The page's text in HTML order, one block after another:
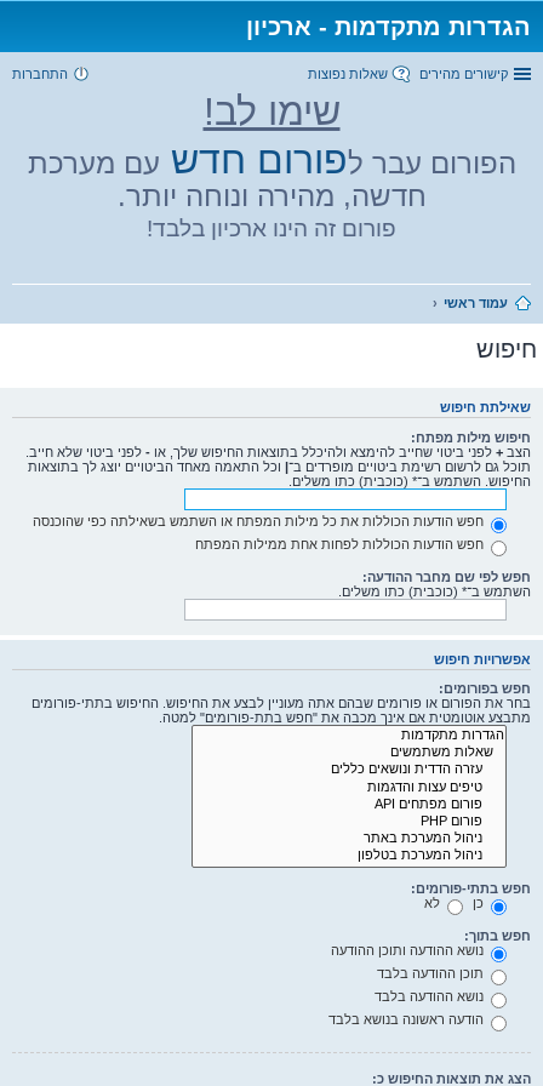
הגדרות מתקדמות - ארכיון
קישורים מהירים שאלות נפוצות התחברות
שימו לב!
הפורום עבר לפורום חדש עם מערכת
חדשה, מהירה ונוחה יותר.
פורום זה הינו ארכיון בלבד!
עמוד ראשי
חיפוש
שאילתת חיפוש
חיפוש מילות מפתח:
הצב + לפני ביטוי שחייב להימצא ולהיכלל בתוצאות החיפוש שלך, או - לפני ביטוי שלא חייב.
תוכל גם לרשום רשימת ביטויים מופרדים ב־| וכל התאמה מאחד הביטויים יוצג לך בתוצאות
החיפוש. השתמש ב־* (כוכבית) כתו משלים.
חפש הודעות הכוללות את כל מילות המפתח או השתמש בשאילתה כפי שהוכנסה
חפש הודעות הכוללות לפחות אחת ממילות המפתח
חפש לפי שם מחבר ההודעה:
השתמש ב־* (כוכבית) כתו משלים.
אפשרויות חיפוש
חפש בפורומים:
בחר את הפורום או פורומים שבהם אתה מעוניין לבצע את החיפוש. החיפוש בתתי-פורומים
מתבצע אוטומטית אם אינך מכבה את "חפש בתת-פורומים" למטה.
חפש בתתי-פורומים:
כן
לא
חפש בתוך:
נושא ההודעה ותוכן ההודעה
תוכן ההודעה בלבד
נושא ההודעה בלבד
הודעה ראשונה בנושא בלבד
הצג את תוצאות החיפוש כ: